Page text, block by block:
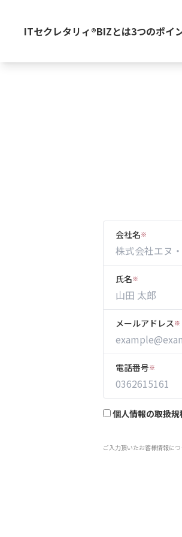
ITセクレタリィ®BIZとは3つのポイ
会社名※
氏名※
メールアドレス※
電話番号※
個人情報の取扱
ご入力頂いたお客様情報に